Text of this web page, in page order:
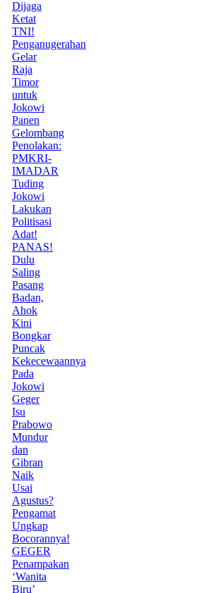
Dijaga
Ketat
TNI!
Penganugerahan
Gelar
Raja
Timor
untuk
Jokowi
Panen
Gelombang
Penolakan:
PMKRI-
IMADAR
Tuding
Jokowi
Lakukan
Politisasi
Adat!
PANAS!
Dulu
Saling
Pasang
Badan,
Ahok
Kini
Bongkar
Puncak
Kekecewaannya
Pada
Jokowi
Geger
Isu
Prabowo
Mundur
dan
Gibran
Naik
Usai
Agustus?
Pengamat
Ungkap
Bocorannya!
GEGER
Penampakan
‘Wanita
Biru’